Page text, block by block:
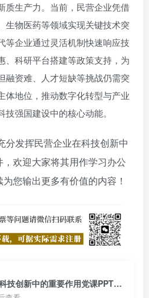
质生产力。当前，民营企业凭借
生物医药等领域实现关键技术突
等企业通过灵活机制快速响应技
、科研平台搭建等政策支持，为
融资难、人才短缺等挑战仍需突
体地位，推动数字化转型与产业
强国建设中的核心动能。
分发挥民营企业在科技创新中
欢迎大家将其用作学习办公
您输出更多有价值的内容！
附稿|充分发挥民营企业在科技创新中的重要作用党课PPT课件